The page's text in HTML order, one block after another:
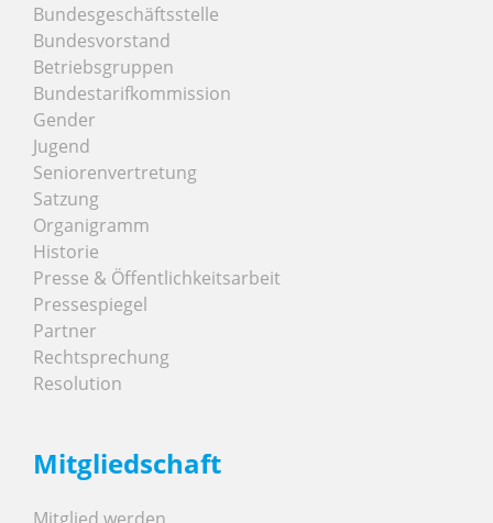
Bundesgeschäftsstelle
Bundesvorstand
Betriebsgruppen
Bundestarifkommission
Gender
Jugend
Seniorenvertretung
Satzung
Organigramm
Historie
Presse & Öffentlichkeitsarbeit
Pressespiegel
Partner
Rechtsprechung
Resolution
Mitgliedschaft